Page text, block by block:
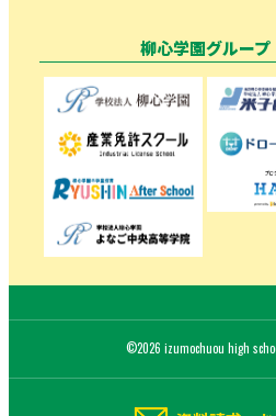
柳心学園グループ
©2026 izumochuou high